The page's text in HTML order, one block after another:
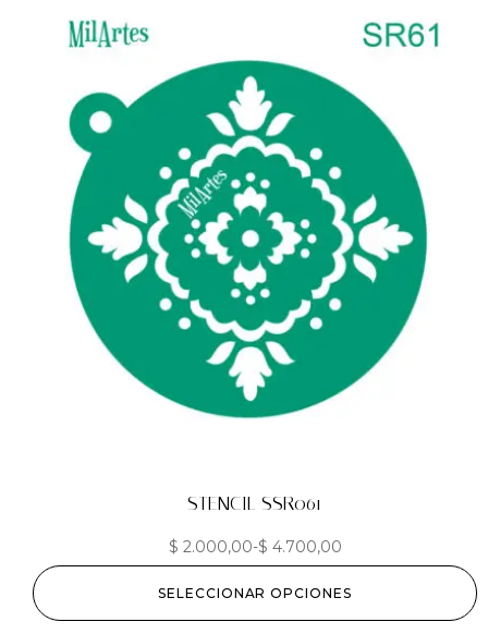
STENCIL SSR061
$ 2.000,00-$ 4.700,00
SELECCIONAR OPCIONES